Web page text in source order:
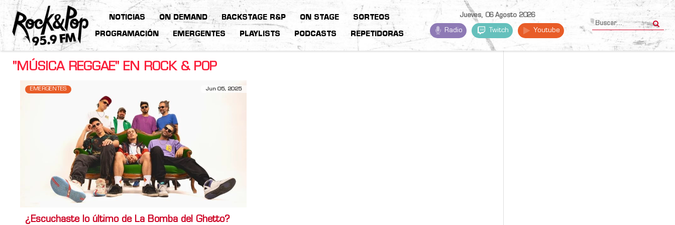
NOTICIAS ON DEMAND BACKSTAGE R&P ON STAGE SORTEOS
PROGRAMACIÓN EMERGENTES PLAYLISTS PODCASTS REPETIDORAS
Jueves, 06 Agosto 2026
Radio Twitch Youtube
"MÚSICA REGGAE" EN ROCK & POP
EMERGENTES Jun 05, 2025
¿Escuchaste lo último de La Bomba del Ghetto?